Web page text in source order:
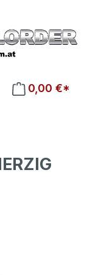
0 Produkte auf
0,00 €*